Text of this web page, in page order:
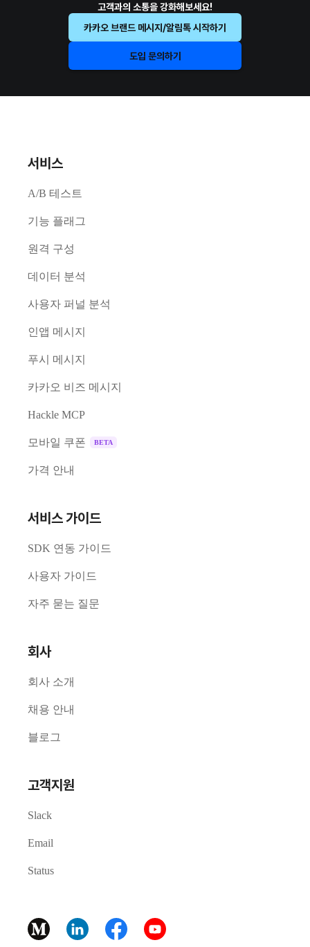
고객과의 소통을 강화해보세요!
카카오 브랜드 메시지/알림톡 시작하기
도입 문의하기
서비스
A/B 테스트
기능 플래그
원격 구성
데이터 분석
사용자 퍼널 분석
인앱 메시지
푸시 메시지
카카오 비즈 메시지
Hackle MCP
모바일 쿠폰 BETA
가격 안내
서비스 가이드
SDK 연동 가이드
사용자 가이드
자주 묻는 질문
회사
회사 소개
채용 안내
블로그
고객지원
Slack
Email
Status